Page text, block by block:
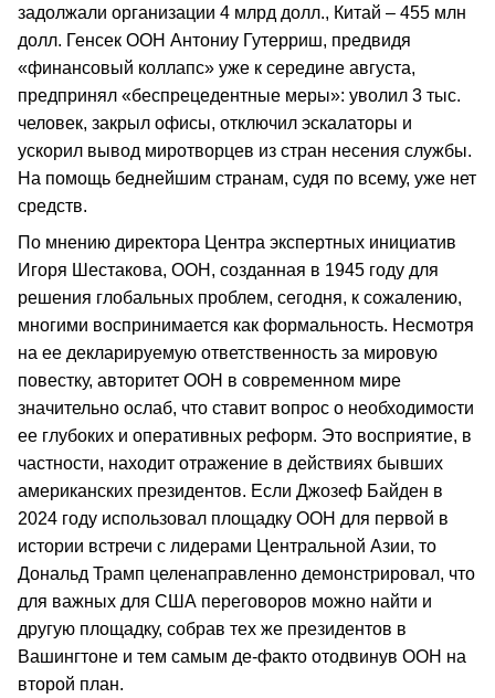
задолжали организации 4 млрд долл., Китай – 455 млн
долл. Генсек ООН Антониу Гутерриш, предвидя
«финансовый коллапс» уже к середине августа,
предпринял «беспрецедентные меры»: уволил 3 тыс.
человек, закрыл офисы, отключил эскалаторы и
ускорил вывод миротворцев из стран несения службы.
На помощь беднейшим странам, судя по всему, уже нет
средств.
По мнению директора Центра экспертных инициатив
Игоря Шестакова, ООН, созданная в 1945 году для
решения глобальных проблем, сегодня, к сожалению,
многими воспринимается как формальность. Несмотря
на ее декларируемую ответственность за мировую
повестку, авторитет ООН в современном мире
значительно ослаб, что ставит вопрос о необходимости
ее глубоких и оперативных реформ. Это восприятие, в
частности, находит отражение в действиях бывших
американских президентов. Если Джозеф Байден в
2024 году использовал площадку ООН для первой в
истории встречи с лидерами Центральной Азии, то
Дональд Трамп целенаправленно демонстрировал, что
для важных для США переговоров можно найти и
другую площадку, собрав тех же президентов в
Вашингтоне и тем самым де-факто отодвинув ООН на
второй план.